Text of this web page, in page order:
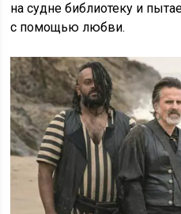
на судне библиотеку и
с помощью любви.